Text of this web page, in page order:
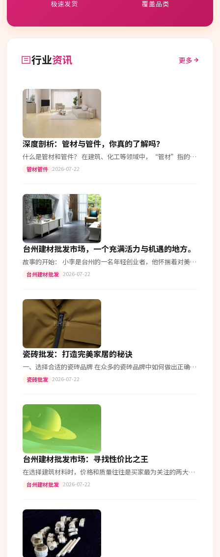
极速发货 覆盖品类
行业资讯 更多
深度剖析：管材与管件，你真的了解吗？
什么是管材和管件？ 在建筑、化工等领域中，“管材”指的是
用于输送流体或气体的长条形材料，而“管件”则是指用于连
管材管件 2026-07-22
台州建材批发市场，一个充满活力与机遇的地方。
故事的开始： 小李是台州的一名年轻创业者，他怀揣着对美好
生活的向往，决定在家乡从事建材批发行业。选择台州建材批
台州建材批发 2026-07-22
瓷砖批发：打造完美家居的秘诀
一、选择合适的瓷砖品牌 在众多的瓷砖品牌中如何做出正确选
择呢？我们从品质和价格两个方面来考量。知名品牌一般质量
瓷砖批发 2026-07-22
台州建材批发市场：寻找性价比之王
在选择建筑材料时，价格和质量往往是买家最为关注的两大因
素。作为国内知名的建材市场之一，台州建材批发市场吸引了
台州建材批发 2026-07-22